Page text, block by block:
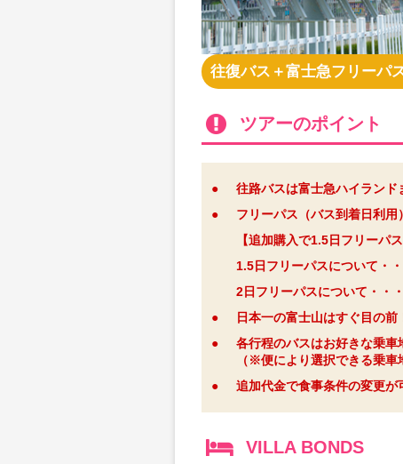
往復バス＋富士急フリーパ
ツアーのポイント
●
往路バスは富士急ハイラン
●
フリーパス（バス到着日利用
【追加購入で1.5日フリーパ
1.5日フリーパスについて・
2日フリーパスについて・・
●
日本一の富士山はすぐ目の
●
各行程のバスはお好きな乗車
（※便により選択できる乗車
●
追加代金で食事条件の変更が
VILLA BONDS